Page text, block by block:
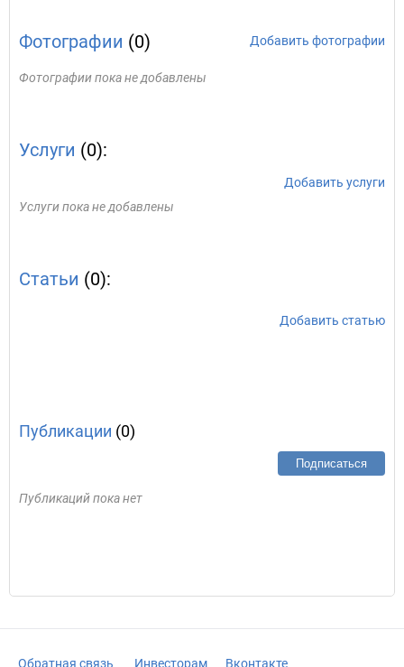
Фотографии (0) Добавить фотографии
Фотографии пока не добавлены
Услуги (0):
Добавить услуги
Услуги пока не добавлены
Статьи (0):
Добавить статью
Публикации (0)
Подписаться
Публикаций пока нет
Обратная связь Инвесторам Вконтакте